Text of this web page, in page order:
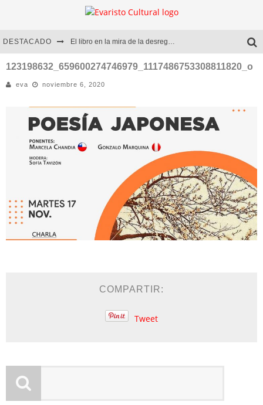
DESTACADO El libro en la mira de la desregulación
Marcelo Rubio | El llovedor
Diego Meret | Hotel Acapulco
Alejandra Correa | La nieve
123198632_659600274746979_1117486753308811820_o
eva noviembre 6, 2020
COMPARTIR:
Tweet